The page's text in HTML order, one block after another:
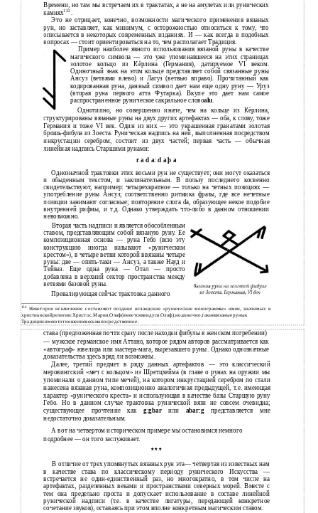
Времени, но там мы встречаем их в трактатах, а не на амулетах или рунических
камнях132.
Это не отрицает, конечно, возможности магического применения вязаных
рун, но заставляет, как минимум, с осторожностью относиться к тому, что
описывается в некоторых современных изданиях. И — как всегда в подобных
вопросах — стоит ориентироваться на то, чем располагает Традиция.
Пример наиболее явного использования вязаной руны в качестве
магического символа — это уже упоминавшееся на этих страницах
золотое кольцо из Кёрлина (Германия), датируемое VI веком.
Одиночный знак на этом кольце представляет собой связанные руны
Ансуз (ветвями влево) и Лагуз (ветвью вправо). Прочитанный как
кодированная руна, данный символ дает нам еще одну руну — Уруз
(вторая руна первого атта Футарка). Вкупе это дает нам самое
распространенное руническое сакральное словоalu.
Однотипно, но совершенно иначе, чем на кольце из Кёрлина,
структурированы вязаные руны на двух других артефактах — оба, к слову, тоже
Германия и тоже VI век. Один из них — это украшенная гранатами золотая
брошь-фибула из Зоеста. Руническая надпись на ней, выполненная посредством
инкрустации серебром, состоит из двух частей; первая часть — обычная
линейная надпись Старшими рунами:
r a d a: d a þ а
Однозначной трактовки этих восьми рун не существует; они могут оказаться
и обыденным текстом, и заклинательным. В пользу последнего косвенно
свидетельствуют, например: четырехкратное — только на четных позициях —
употребление руны Ансуз; соответственно ритмика фразы, где все нечетные
позиции занимают согласные; повторение слога da, образующее некое подобие
внутренней рифмы, и т.д. Однако утверждать что-либо в данном отношении
невозможно.
Вторая часть надписи и является обособленным
ставом, представляющим собой вязаную руну. Ее
композиционная основа — руна Гебо (всю эту
конструкцию иногда называют «руническим
крестом»), в четыре ветви которой ввязаны четыре
руны: две — опять-таки — Ансуз, а также Науд и
Тейваз. Еще одна руна — Отал — просто
добавлена в верхний сектор пространства между
ветвями базовой руны.
Превалирующая сейчас трактовка данного
132 Некоторое исключение составляют поздние исландские «рунические монограммы» имен, значимых в
христианскойрелигии:Христос,Мария,Олаф(имеетсяввидусв.Олаф),но,конечно,такиевязаныерунык
Традиции имеютотношениевесьмапосредственное.
става (предложенная почти сразу после находки фибулы в женском погребении)
— мужское германское имя Аттано, которое рядом авторов рассматривается как
«автограф» ювелира или мастера-мага, вырезавшего руны. Однако однозначные
доказательства здесь вряд ли возможны.
Далее, третий предмет в ряду данных артефактов — это классический
меровингский «меч с кольцом» из Шретцхейма (в главе о рунах на оружии мы
упоминали о данном типе мечей), на котором инкрустацией серебром по стали
нанесена вязаная руна, композиционно аналогичная предыдущей, т.е. имеющая
характер «рунического креста» и использующая в качестве базы Старшую руну
Гебо. Но в данном случае трактовка рунической вязи не совсем очевидна;
существующее прочтение какg:gbarили abar:g представляется мне
недостаточно доказательным.
А вот на четвертом историческом примере мы остановимся немного
подробнее — он того заслуживает.
* * *
В отличие от трех упомянутых вязаных рун эта— четвертая из известных нам
в
качестве става по классическому периоду рунического Искусства —
встречается неодин-единственный раз, но многократно, в том числе на
артефактах, разделенных веками и пространствами северных морей. Вместе с
тем она предельно проста и допускает использование в составе линейной
рунической надписи (т.е. в качестве лигатуры, передающей конкретное
сочетание звуков), оставаясь при этом вполне конкретным магическим ставом.